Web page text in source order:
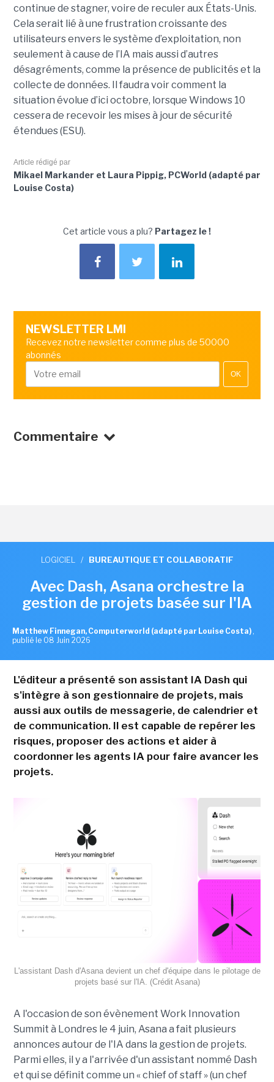
continue de stagner, voire de reculer aux États-Unis.
Cela serait lié à une frustration croissante des
utilisateurs envers le système d’exploitation, non
seulement à cause de l’IA mais aussi d’autres
désagréments, comme la présence de publicités et la
collecte de données. Il faudra voir comment la
situation évolue d’ici octobre, lorsque Windows 10
cessera de recevoir les mises à jour de sécurité
étendues (ESU).
Article rédigé par
Mikael Markander et Laura Pippig, PCWorld (adapté par
Louise Costa)
Cet article vous a plu? Partagez le !
NEWSLETTER LMI
Recevez notre newsletter comme plus de 50000
abonnés
OK
Commentaire
LOGICIEL / BUREAUTIQUE ET COLLABORATIF
Avec Dash, Asana orchestre la
gestion de projets basée sur l'IA
Matthew Finnegan, Computerworld (adapté par Louise Costa) ,
publié le 08 Juin 2026
L'éditeur a présenté son assistant IA Dash qui
s'intègre à son gestionnaire de projets, mais
aussi aux outils de messagerie, de calendrier et
de communication. Il est capable de repérer les
risques, proposer des actions et aider à
coordonner les agents IA pour faire avancer les
projets.
L'assistant Dash d'Asana devient un chef d'équipe dans le pilotage de
projets basé sur l'IA. (Crédit Asana)
A l'occasion de son évènement Work Innovation
Summit à Londres le 4 juin, Asana a fait plusieurs
annonces autour de l'IA dans la gestion de projets.
Parmi elles, il y a l'arrivée d'un assistant nommé Dash
et qui se définit comme un « chief of staff » (un chef